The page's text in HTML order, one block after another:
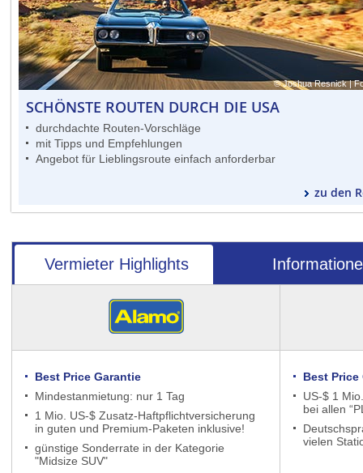
© Joshua Resnick |
SCHÖNSTE ROUTEN DURCH DIE USA
durchdachte Routen-Vorschläge
mit Tipps und Empfehlungen
Angebot für Lieblingsroute einfach anforderbar
zu den
Vermieter Highlights
Best Price Garantie
Mindestanmietung: nur 1 Tag
1 Mio. US-$ Zusatz-Haftpflichtversicherung
in guten und Premium-Paketen inklusive!
günstige Sonderrate in der Kategorie
"Midsize SUV"
Best Price
US-$ 1
bei allen
vielen